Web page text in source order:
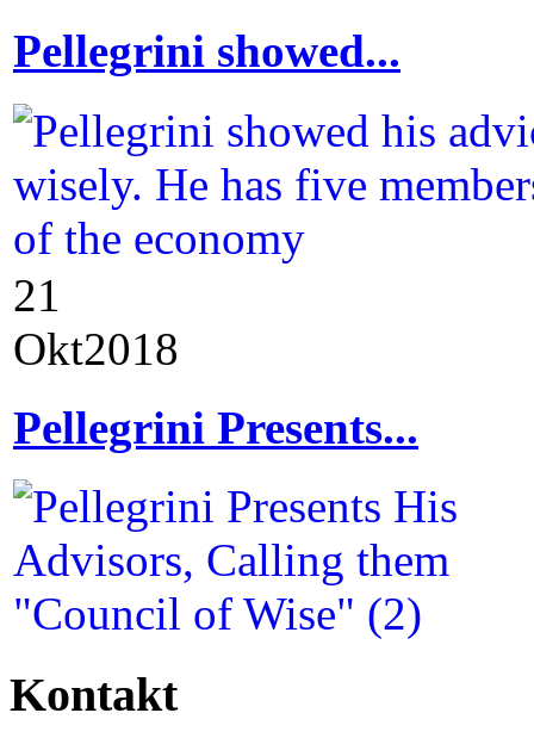
Pellegrini showed...
21
Okt2018
Pellegrini Presents...
Kontakt